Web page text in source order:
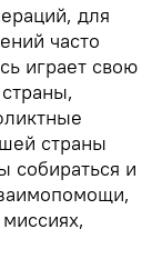
для
часто
играет свою
страны
собираться и